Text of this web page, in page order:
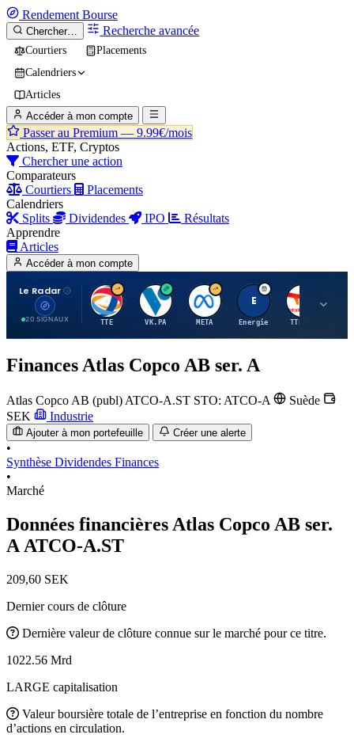
Rendement Bourse
Chercher… Recherche avancée
Courtiers
Placements
Calendriers
Articles
Accéder à mon compte
Passer au Premium — 9.99€/mois
Actions, ETF, Cryptos
Chercher une action
Comparateurs
Courtiers
Placements
Calendriers
Splits
Dividendes IPO
Résultats
Apprendre
Articles
Accéder à mon compte
Le Radar
20 SIGNAUX
T
TTE
V
VK.PA
M
META
E
Energie
T
TTE.PA
Finances Atlas Copco AB ser. A
Atlas Copco AB (publ) ATCO-A.ST STO: ATCO-A
Suède
SEK
Industrie
Ajouter à mon portefeuille Créer une alerte
•
Synthèse Dividendes Finances
•
Marché
Données financières Atlas Copco AB ser.
A ATCO-A.ST
209,60 SEK
Dernier cours de clôture
Dernière valeur de clôture connue sur le marché pour ce titre.
1022.56 Mrd
LARGE capitalisation
Valeur boursière totale de l’entreprise en fonction du nombre
d’actions en circulation.